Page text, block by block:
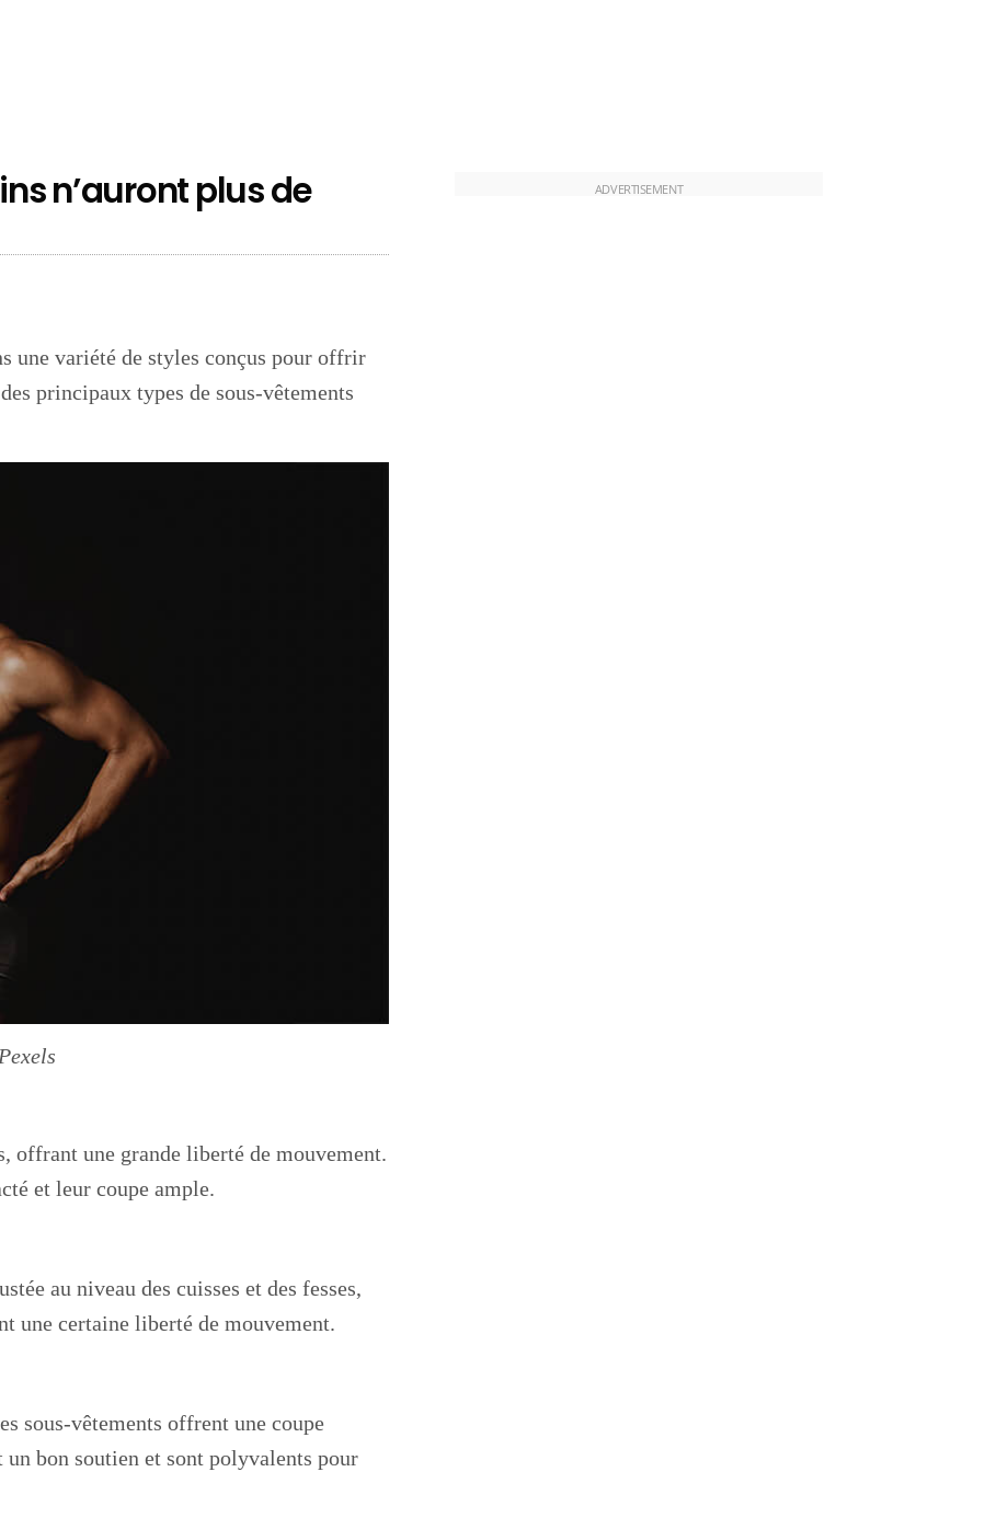
n’auront plus de
une variété de styles conçus pour offrir
principaux types de sous-vêtements
offrant une grande liberté de mouvement.
et leur coupe ample.
au niveau des cuisses et des fesses,
une certaine liberté de mouvement.
sous-vêtements offrent une coupe
bon soutien et sont polyvalents pour
ADVERTISEMENT